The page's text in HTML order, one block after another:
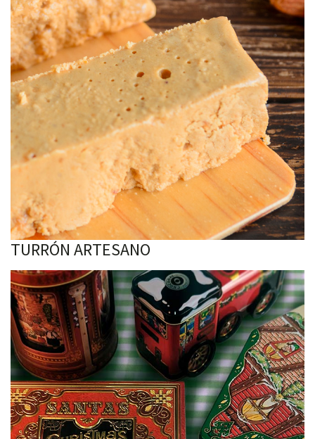
TURRÓN ARTESANO